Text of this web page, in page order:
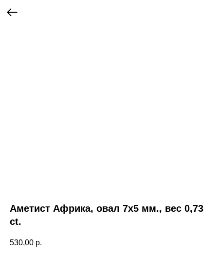
Аметист Африка, овал 7х5 мм., вес 0,73
ct.
530,00 р.